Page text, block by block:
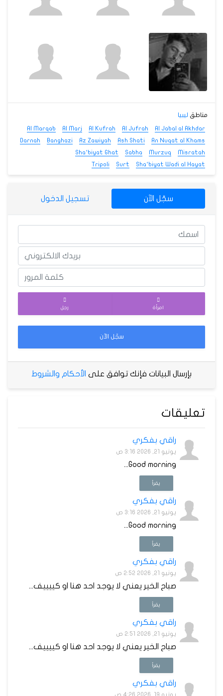
مناطق ليبيا
Al Jabal al Akhdar
Al Jufrah
Al Kufrah
Al Marj
Al Marqab
An Nuqat al Khams
Ash Shati
Az Zawiyah
Banghazi
Darnah
Misratah
Murzuq
Sabha
Sha‘biyat Ghat
Sha‘biyat Wadi al Hayat
Surt
Tripoli
سجّل الآن تسجيل الدخول
امرأة رجل
سجّل الآن
بإرسال البيانات فإنك توافق على الأحكام والشروط
تعليقات
راقي بفكري
يونيو 21, 2026 3:16 ص
Good morning...
يقرأ
راقي بفكري
يونيو 21, 2026 3:16 ص
Good morning...
يقرأ
راقي بفكري
يونيو 21, 2026 2:52 ص
صباح الخير يعني لا يوجد احد هنا او كييييف...
يقرأ
راقي بفكري
يونيو 21, 2026 2:51 ص
صباح الخير يعني لا يوجد احد هنا او كييييف...
يقرأ
راقي بفكري
يونيو 19, 2026 4:26 ص